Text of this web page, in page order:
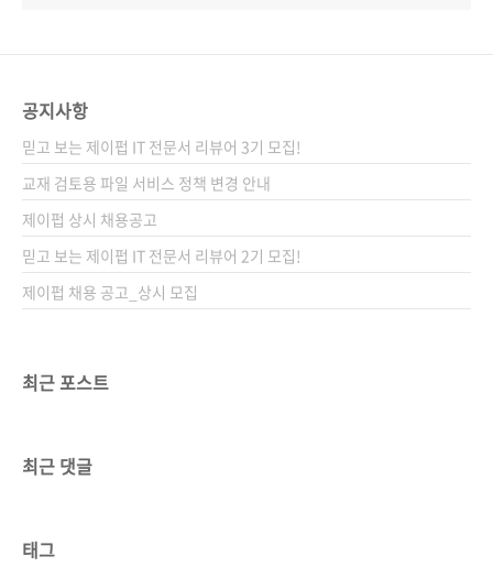
공지사항
믿고 보는 제이펍 IT 전문서 리뷰어 3기 모집!
교재 검토용 파일 서비스 정책 변경 안내
제이펍 상시 채용공고
믿고 보는 제이펍 IT 전문서 리뷰어 2기 모집!
제이펍 채용 공고_상시 모집
최근 포스트
최근 댓글
태그